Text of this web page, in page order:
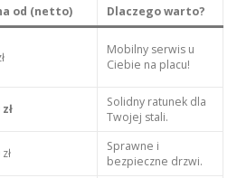
od (netto)
Dlaczego warto?
Mobilny serwis u
Ciebie na placu!
Solidny ratunek dla
Twojej stali.
Sprawne i
bezpieczne drzwi.